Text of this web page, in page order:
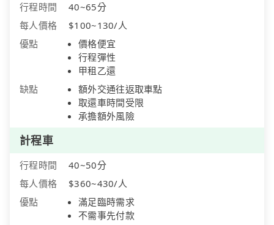
行程時間
40~65分
每人價格
$100~130/人
優點
價格便宜
行程彈性
甲租乙還
缺點
額外交通往返取車點
取還車時間受限
承擔額外風險
計程車
行程時間
40~50分
每人價格
$360~430/人
優點
滿足臨時需求
不需事先付款